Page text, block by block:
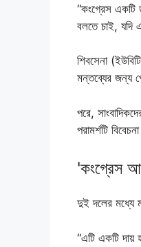
“কংগ্রেস
বলতে চাই, যদি
শিবসেনা
মন্তব্যের জন্য
পরে,
পরামর্শটি
'কংগ্রেস
দুই দলের মধ্যে
“এটি একটি দায়